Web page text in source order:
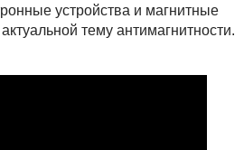
устройства и магнитные
тему антимагнитности.